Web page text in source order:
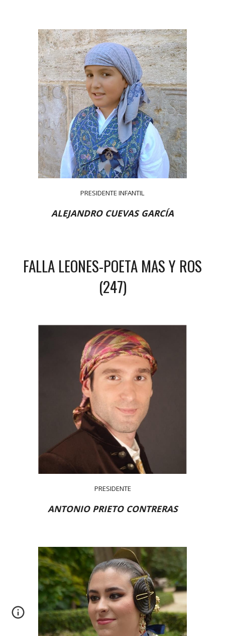
PRESIDENTE INFANTIL
ALEJANDRO CUEVAS GARCÍA
FALLA LEONES-POETA MAS Y ROS
(247)
PRESIDENTE
ANTONIO PRIETO CONTRERAS